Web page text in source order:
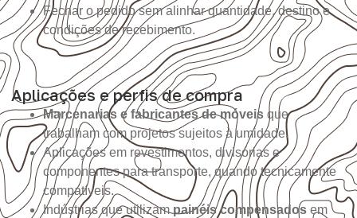
Fechar o pedido sem alinhar quantidade, destino e
condições de recebimento.
Aplicações e perfis de compra
Marcenarias e fabricantes de móveis que
trabalham com projetos sujeitos à umidade.
Aplicações em revestimentos, divisórias e
componentes para transporte, quando tecnicamente
compatíveis.
Indústrias que utilizampainéis compensados em